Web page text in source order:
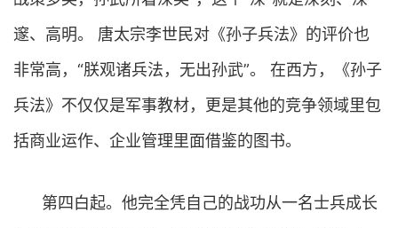
邃、高明。 唐太宗李世民对《孙子兵法》的评价也
非常高，“朕观诸兵法，无出孙武”。 在西方，《孙子
兵法》不仅仅是军事教材，更是其他的竞争领域里包
括商业运作、企业管理里面借鉴的图书。
第四白起。他完全凭自己的战功从一名士兵成长